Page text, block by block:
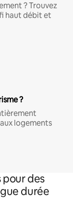
? Trouvez
haut débit et
?
logements
des
durée